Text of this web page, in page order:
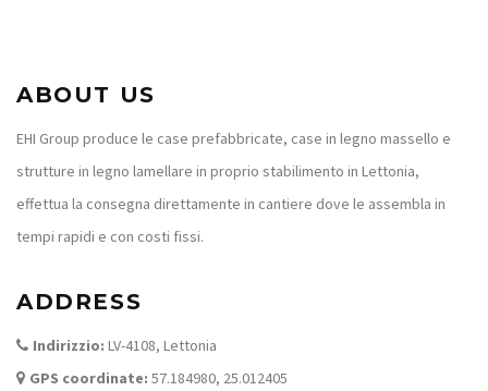
ABOUT US
EHI Group produce le case prefabbricate, case in legno massello e
strutture in legno lamellare in proprio stabilimento in Lettonia,
effettua la consegna direttamente in cantiere dove le assembla in
tempi rapidi e con costi fissi.
ADDRESS
Indirizzio: LV-4108, Lettonia
GPS coordinate: 57.184980, 25.012405